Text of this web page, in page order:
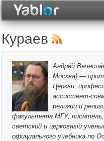
Кураев
Андре́й
Москва) —
Церкви;
ассистент-
религии и
факультета МГУ; писатель,
светский и церковный
официального учебника по